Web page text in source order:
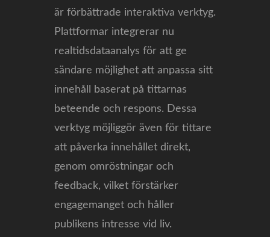
är förbättrade interaktiva verktyg.
Plattformar integrerar nu
realtidsdataanalys för att ge
sändare möjlighet att anpassa sitt
innehåll baserat på tittarnas
beteende och respons. Dessa
verktyg möjliggör även för tittare
att påverka innehållet direkt,
genom omröstningar och
feedback, vilket förstärker
engagemanget och håller
publikens intresse vid liv.